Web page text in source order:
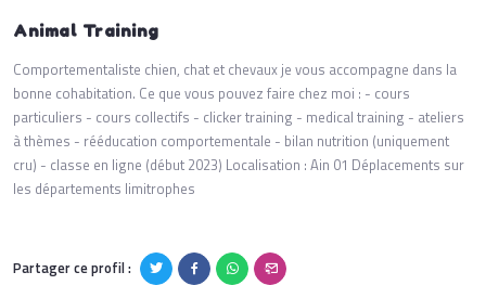
Animal Training
Comportementaliste chien, chat et chevaux je vous accompagne dans la
bonne cohabitation. Ce que vous pouvez faire chez moi : - cours
particuliers - cours collectifs - clicker training - medical training - ateliers
à thèmes - rééducation comportementale - bilan nutrition (uniquement
cru) - classe en ligne (début 2023) Localisation : Ain 01 Déplacements sur
les départements limitrophes
Partager ce profil :